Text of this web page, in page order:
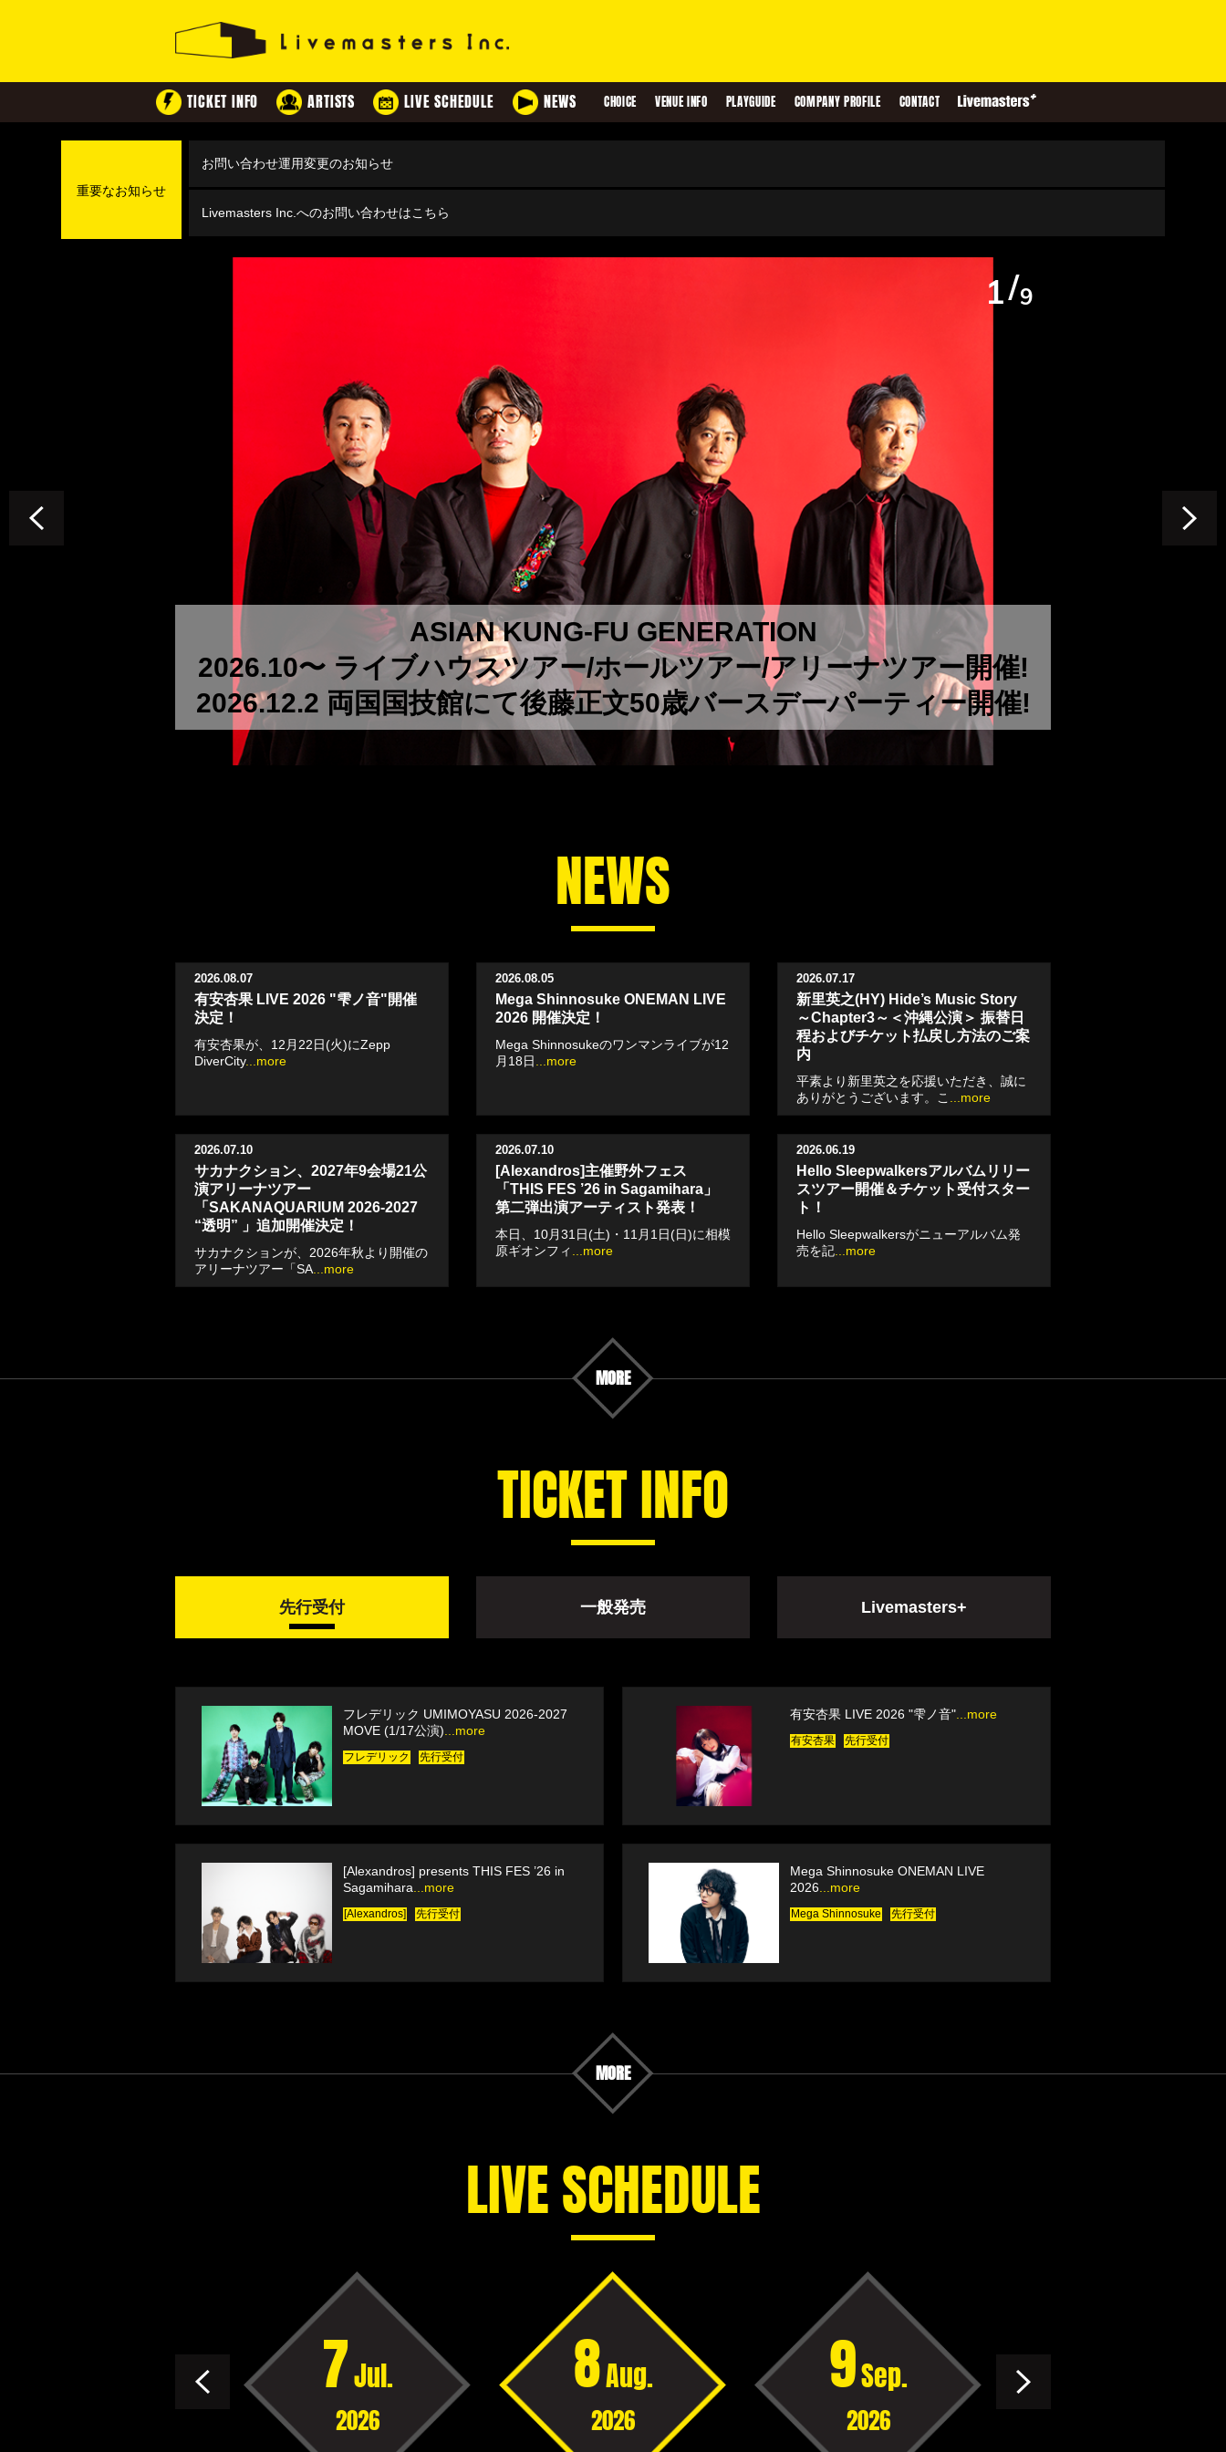
TICKET INFO ARTISTS LIVE SCHEDULE NEWS CHOICE VENUE INFO PLAYGUIDE COMPANY PROFILE CONTACT
重要なお知らせ
お問い合わせ運用変更のお知らせ
Livemasters Inc.へのお問い合わせはこちら
ASIAN KUNG-FU GENERATION
2026.10〜 ライブハウスツアー/ホールツアー/アリーナツアー開催!
2026.12.2 両国国技館にて後藤正文50歳バースデーパーティー開催!
1/9
NEWS
2026.08.07
有安杏果 LIVE 2026 "雫ノ音"開催
決定！
有安杏果が、12月22日(火)にZepp
DiverCity...more
2026.08.05
Mega Shinnosuke ONEMAN LIVE
2026 開催決定！
Mega Shinnosukeのワンマンライブが12
月18日
...more
2026.07.17
新里英之(HY) Hide’s Music Story
～Chapter3～＜沖縄公演＞ 振替日
程およびチケット払戻し方法のご案
内
平素より新里英之を応援いただき、誠に
ありがとうございます。こ
...more
2026.07.10
サカナクション、2027年9会場21公
演アリーナツアー
「SAKANAQUARIUM 2026-2027
“透明” 」追加開催決定！
サカナクションが、2026年秋より開催の
アリーナツアー「SA ...more
2026.07.10
[Alexandros]主催野外フェス
「THIS FES ’26 in Sagamihara」
第二弾出演アーティスト発表！
本日、10月31日(土)・11月1日(日)に相模
原ギオンフィ
...more
2026.06.19
Hello Sleepwalkersアルバムリリー
スツアー開催＆チケット受付スター
ト！
Hello Sleepwalkersがニューアルバム発
売を記 ...more
MORE
TICKET INFO
先行受付 一般発売 Livemasters+
フレデリック UMIMOYASU 2026-2027
MOVE (1/17公演) ...more
フレデリック 先行受付
有安杏果 LIVE 2026 "雫ノ音"...more
有安杏果 先行受付
[Alexandros] presents THIS FES ’26 in
Sagamihara ...more
[Alexandros] 先行受付
Mega Shinnosuke ONEMAN LIVE
2026 ...more
Mega Shinnosuke 先行受付
MORE
LIVE SCHEDULE
7Jul.
2026
8Aug.
2026
9Sep.
2026